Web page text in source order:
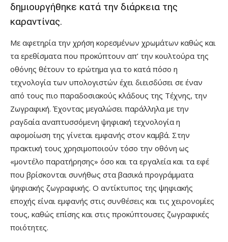
δημιουργήθηκε κατά την διάρκεια της
καραντίνας.
Με αφετηρία την χρήση κορεσμένων χρωμάτων καθώς και
τα ερεθίσματα που προκύπτουν απ’ την κουλτούρα της
οθόνης θέτουν το ερώτημα για το κατά πόσο η
τεχνολογία των υπολογιστών έχει διεισδύσει σε έναν
από τους πιο παραδοσιακούς κλάδους της Τέχνης, την
Ζωγραφική. Έχοντας μεγαλώσει παράλληλα με την
ραγδαία αναπτυσσόμενη ψηφιακή τεχνολογία η
αφομοίωση της γίνεται εμφανής στον καμβά. Στην
πρακτική τους χρησιμοποιούν τόσο την οθόνη ως
«μοντέλο παρατήρησης» όσο και τα εργαλεία και τα εφέ
που βρίσκονται συνήθως στα βασικά προγράμματα
ψηφιακής ζωγραφικής. Ο αντίκτυπος της ψηφιακής
εποχής είναι εμφανής στις συνθέσεις και τις χειρονομίες
τους, καθώς επίσης και στις προκύπτουσες ζωγραφικές
ποιότητες.